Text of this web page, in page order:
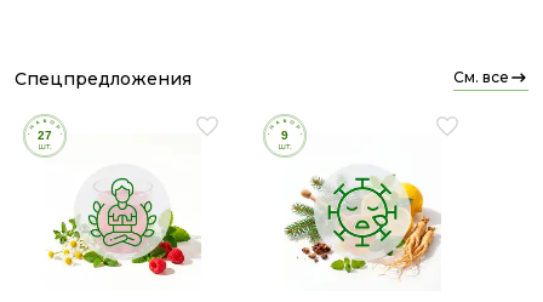
спецпредложения см. все